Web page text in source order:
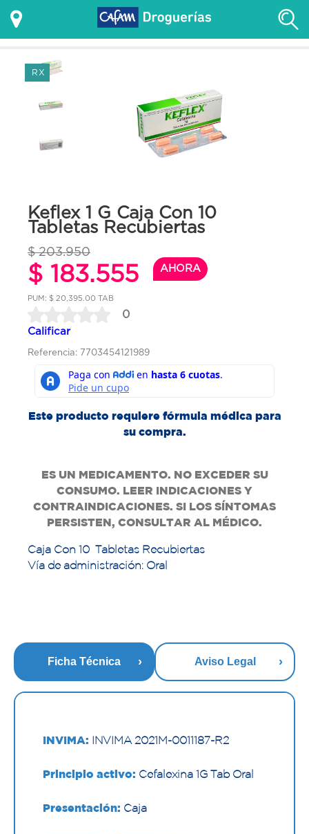
RX
Keflex 1 G Caja Con 10
Tabletas Recubiertas
$ 203.950
$ 183.555 AHORA
PUM: $ 20,395.00 TAB
0
Calificar
Referencia: 7703454121989
Este producto requiere fórmula médica para
su compra.
ES UN MEDICAMENTO. NO EXCEDER SU
CONSUMO. LEER INDICACIONES Y
CONTRAINDICACIONES. SI LOS SÍNTOMAS
PERSISTEN, CONSULTAR AL MÉDICO.
Caja Con 10 Tabletas Recubiertas
Vía de administración: Oral
Ficha Técnica Aviso Legal
INVIMA: INVIMA 2021M-0011187-R2
Principio activo: Cefalexina 1G Tab Oral
Presentación: Caja